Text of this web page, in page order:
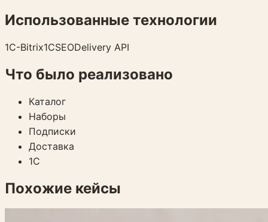
Использованные технологии
1C-Bitrix1СSEODelivery API
Что было реализовано
Каталог
Наборы
Подписки
Доставка
1С
Похожие кейсы